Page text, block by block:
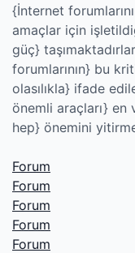
{İnternet
amaçlar için
güç}
forumlarının} bu
olasılıkla} ifade
önemli araçları}
hep} önemini
Forum
Forum
Forum
Forum
Forum